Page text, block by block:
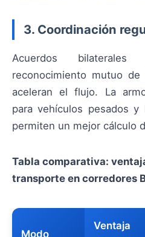
3. Coordinación
Acuerdos
reconocimiento mutuo de
aceleran el flujo. La
para vehículos pesados y
permiten un mejor cálculo
Tabla comparativa:
transporte en corredores
Modo
Ventaja